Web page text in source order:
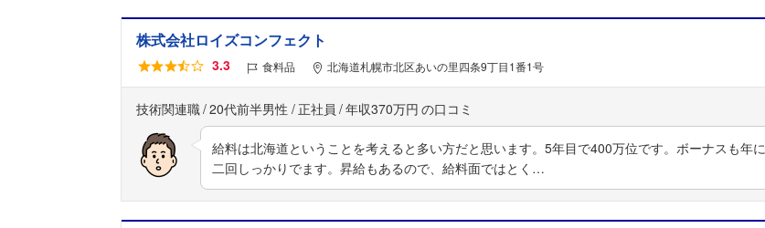
株式会社ロイズコンフェクト
3.3 食料品 北海道札幌市北区あいの里四条9丁目1番1号
技術関連職 20代前半男性 正社員 年収370万円
給料は北海道ということを考えると多い方だと思います。5年目で400万位です。ボーナスも年に
二回しっかりでます。昇給もあるので、給料面ではとく…